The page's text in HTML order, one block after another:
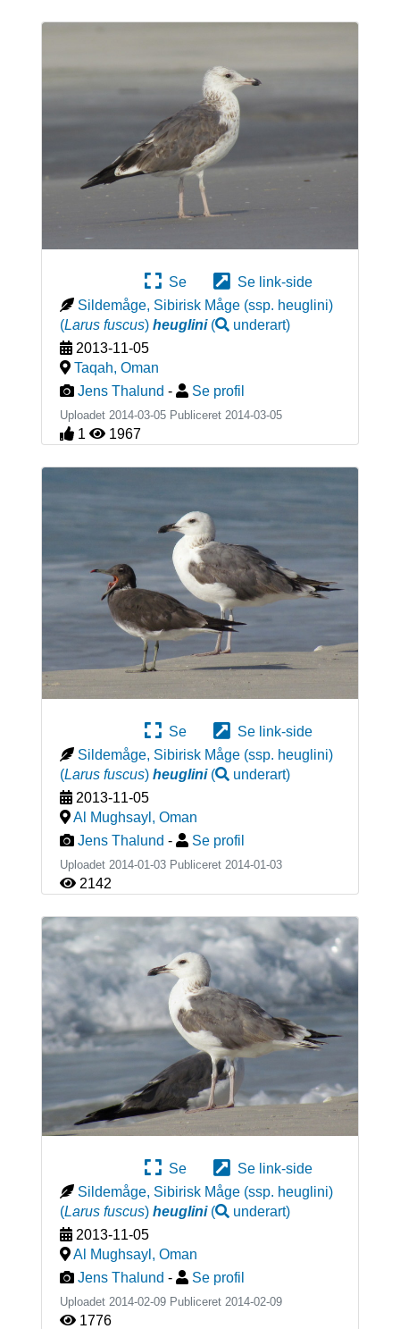
Se
Se link-side
Sildemåge, Sibirisk Måge (ssp. heuglini)
(Larus fuscus) heuglini( underart)
2013-11-05
Taqah, Oman
Jens Thalund - Se profil
Uploadet 2014-03-05 Publiceret 2014-03-05
1 1967
Se
Se link-side
Sildemåge, Sibirisk Måge (ssp. heuglini)
(Larus fuscus) heuglini( underart)
2013-11-05
Al Mughsayl , Oman
Jens Thalund - Se profil
Uploadet 2014-01-03 Publiceret 2014-01-03
2142
Se
Se link-side
Sildemåge, Sibirisk Måge (ssp. heuglini)
(Larus fuscus) heuglini( underart)
2013-11-05
Al Mughsayl , Oman
Jens Thalund - Se profil
Uploadet 2014-02-09 Publiceret 2014-02-09
1776